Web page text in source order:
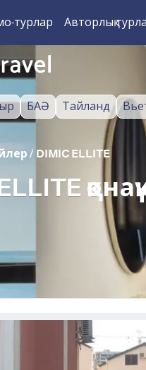
турлар Авторлық
БАӘ Тайланд
/ DIMIC ELLITE